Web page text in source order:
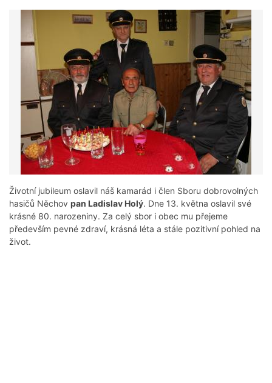
Životní jubileum oslavil náš kamarád i člen Sboru dobrovolných
hasičů Něchov pan Ladislav Holý. Dne 13. května oslavil své
krásné 80. narozeniny. Za celý sbor i obec mu přejeme
především pevné zdraví, krásná léta a stále pozitivní pohled na
život.